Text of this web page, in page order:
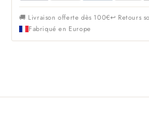
🚚 Livraison offerte dès 100€↩ Retours
Fabriqué en Europe